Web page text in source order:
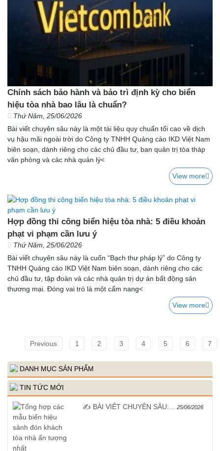
Chính sách bảo hành và bảo trì định kỳ cho biển
hiệu tòa nhà bao lâu là chuẩn?
Thứ Năm, 25/06/2026
Bài viết chuyên sâu này là một tài liệu quy chuẩn tối cao về dịch
vụ hậu mãi ngoài trời do Công ty TNHH Quảng cáo IKD Việt Nam
biên soạn, dành riêng cho các chủ đầu tư, ban quản trị tòa tháp
văn phòng và các nhà quản lý<
View more
Hợp đồng thi công biển hiệu tòa nhà: 5 điều khoản
phạt vi phạm cần lưu ý
Thứ Năm, 25/06/2026
Bài viết chuyên sâu này là cuốn “Bạch thư pháp lý” do Công ty
TNHH Quảng cáo IKD Việt Nam biên soạn, dành riêng cho các
chủ đầu tư, tập đoàn và các nhà quản trị dự án bất động sản
thương mại. Đóng vai trò là một cẩm nang<
View more
Previous 1 2 3 4 5 6 7
DANH MỤC SẢN PHẨM
TIN TỨC MỚI
✍️ BÀI VIẾT CHUYÊN SÂU:... 25/06/2026